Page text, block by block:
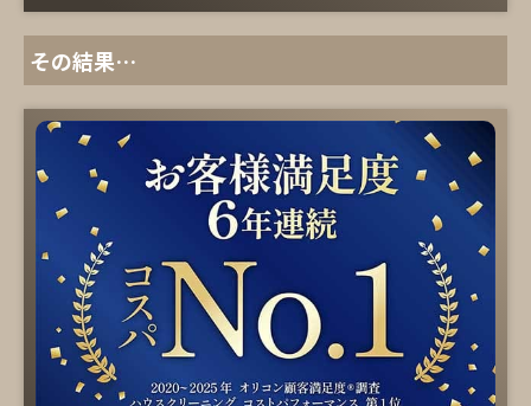
その結果…